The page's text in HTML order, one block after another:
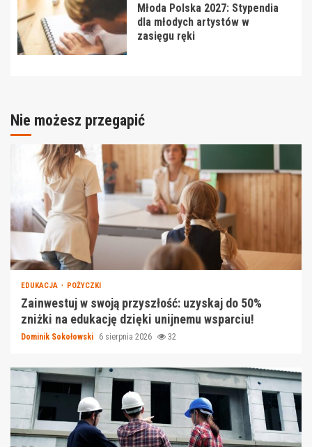
Młoda Polska 2027: Stypendia
dla młodych artystów w
zasięgu ręki
Nie możesz przegapić
EDUKACJA POŻYCZKI
Zainwestuj w swoją przyszłość: uzyskaj do 50%
zniżki na edukację dzięki unijnemu wsparciu!
Dominik Sokołowski 6 sierpnia 2026 32